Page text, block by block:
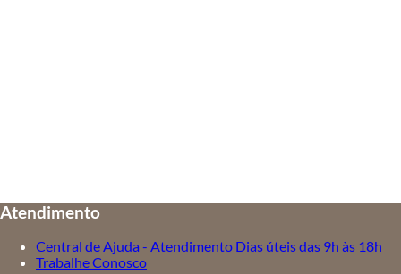
Atendimento
Central de Ajuda - Atendimento Dias úteis das 9h às 18h
Trabalhe Conosco